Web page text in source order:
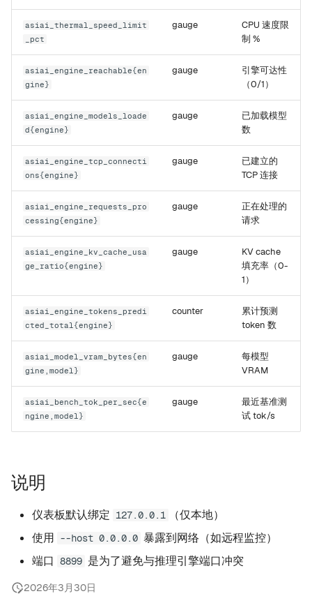
asiai_thermal_speed_limit
_pct
gauge
CPU 速度限
制 %
asiai_engine_reachable{en
gine}
gauge
引擎可达性
（0/1）
asiai_engine_models_loade
d{engine}
gauge
已加载模型
数
asiai_engine_tcp_connecti
ons{engine}
gauge
已建立的
TCP 连接
asiai_engine_requests_pro
cessing{engine}
gauge
正在处理的
请求
asiai_engine_kv_cache_usa
ge_ratio{engine}
gauge
KV cache
填充率（0-
1）
asiai_engine_tokens_predi
cted_total{engine}
counter
累计预测
token 数
asiai_model_vram_bytes{en
gine,model}
gauge
每模型
VRAM
asiai_bench_tok_per_sec{e
ngine,model}
gauge
最近基准测
试 tok/s
说明
仪表板默认绑定 127.0.0.1
（仅本地）
使用 --host 0.0.0.0 暴露到网络（如远程监控）
端口 8899 是为了避免与推理引擎端口冲突
2026年3月30日